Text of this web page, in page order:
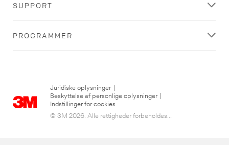
SUPPORT
PROGRAMMER
Juridiske oplysninger
Beskyttelse af personlige oplysninger
Indstillinger for cookies
© 3M 2026. Alle rettigheder forbeholdes...